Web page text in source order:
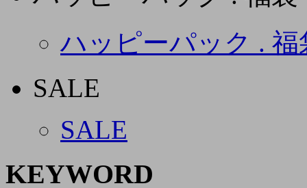
ハッピーパック . 福
SALE
SALE
KEYWORD